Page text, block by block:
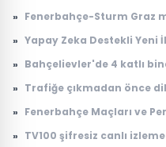
» Fenerbahçe-Sturm Graz
» Yapay Zeka Destekli Yeni
» Bahçelievler'de 4 katlı
» Trafiğe çıkmadan önce
» Fenerbahçe Maçları ve
» TV100 şifresiz canlı